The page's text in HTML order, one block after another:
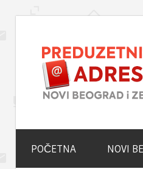
content
Adresar
POČETNA
NOVI